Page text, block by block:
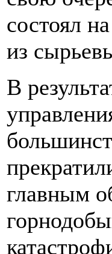
состоял
из
В
главным